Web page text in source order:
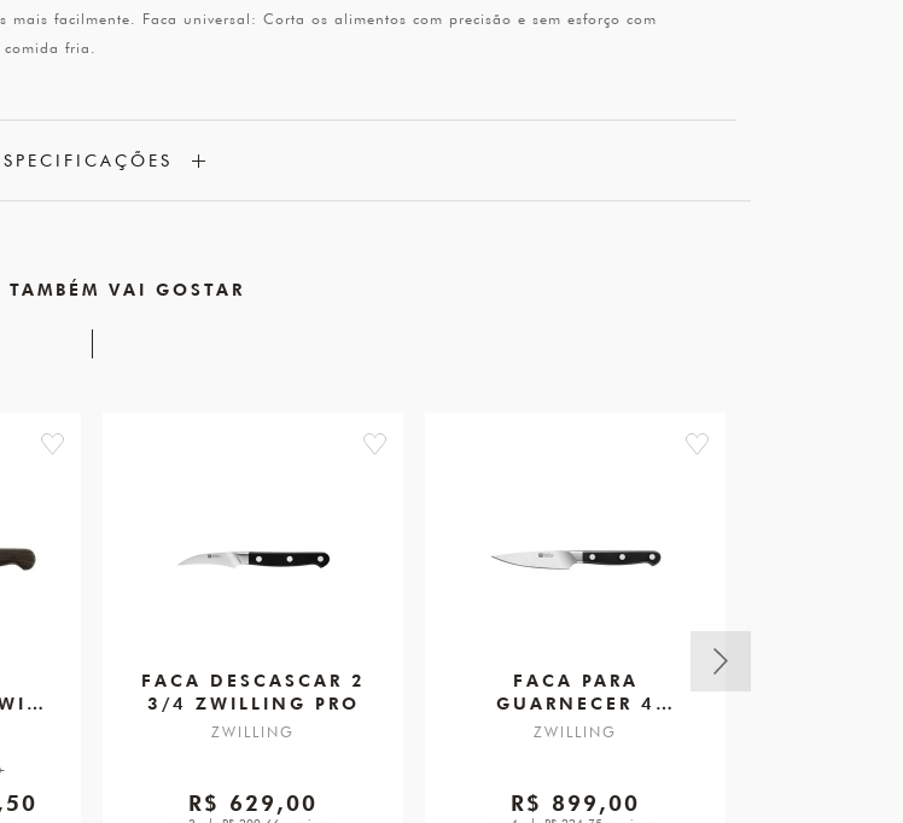
facilmente. Faca universal: Corta os alimentos com precisão e sem esforço com
fria.
TAMBÉM VAI GOSTAR
favorite favorite
FACA DESCASCAR 2
3/4 ZWILLING PRO
ZWILLING
R$ 629,00
favorite
FACA PARA
GUARNECER 4
ZWILLING PRO
ZWILLING
R$ 899,00